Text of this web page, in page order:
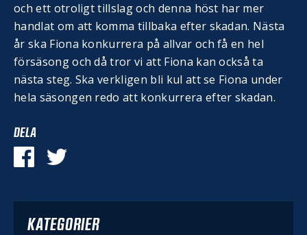
och ett otroligt tillslag och denna höst har mer
handlat om att komma tillbaka efter skadan. Nästa
år ska Fiona konkurrera på allvar och få en hel
försäsong och då tror vi att Fiona kan också ta
nästa steg. Ska verkligen bli kul att se Fiona under
hela säsongen redo att konkurrera efter skadan.
DELA
KATEGORIER